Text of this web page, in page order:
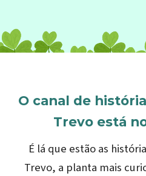
O canal de
Trevo está
É lá que estão as
Trevo, a planta mais